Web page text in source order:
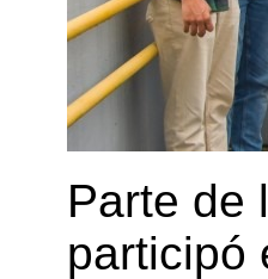
Parte de
participó